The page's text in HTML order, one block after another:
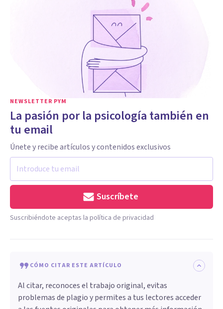
NEWSLETTER PYM
La pasión por la psicología también en
tu email
Únete y recibe artículos y contenidos exclusivos
Suscríbete
Suscribiéndote aceptas la política de privacidad
CÓMO CITAR ESTE ARTÍCULO
Al citar, reconoces el trabajo original, evitas
problemas de plagio y permites a tus lectores acceder